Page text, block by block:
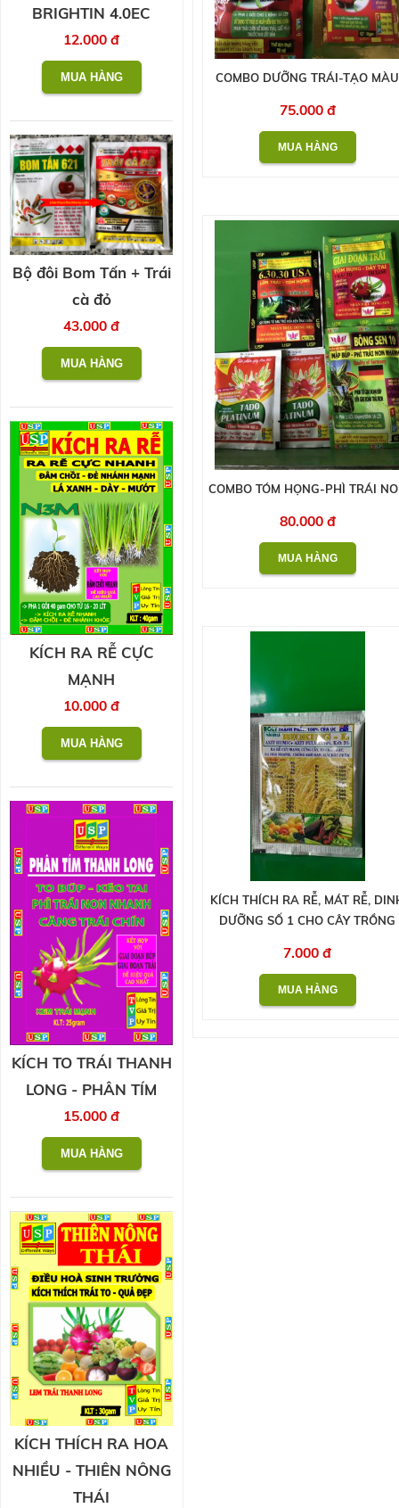
COMBO DƯỠNG TRÁI-TẠO MÀU
75.000 đ
COMBO TÓM HỌNG-PHÌ TRÁI
80.000 đ
KÍCH THÍCH RA RỄ, MÁT RỄ,
DƯỠNG SỐ 1 CHO CÂY TRỒNG
7.000 đ
BRIGHTIN 4.0EC
12.000 đ
Bộ đôi Bom Tấn + Trái
cà đỏ
43.000 đ
KÍCH RA RỄ CỰC
MẠNH
10.000 đ
KÍCH TO TRÁI THANH
LONG - PHÂN TÍM
15.000 đ
KÍCH THÍCH RA HOA
NHIỀU - THIÊN NÔNG
THÁI